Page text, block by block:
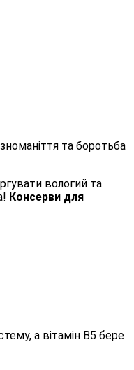
та боротьба
вологий та
Консерви для
а вітамін В5 бере